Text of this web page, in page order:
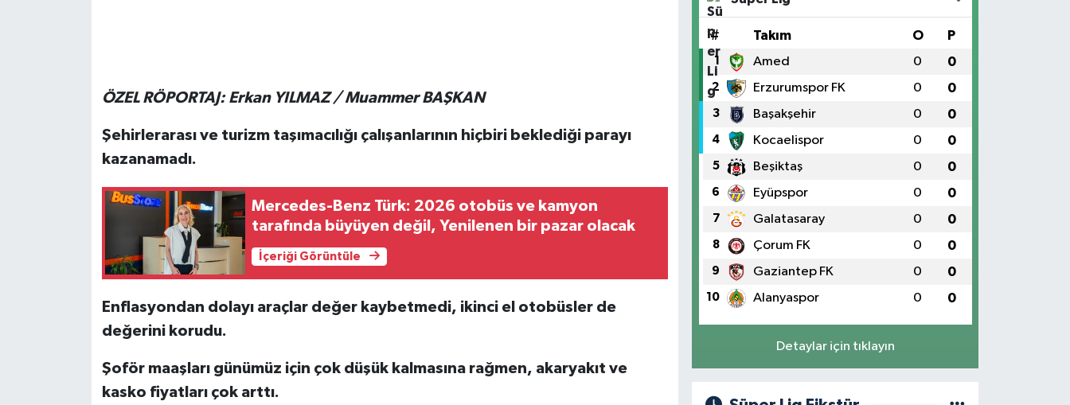
ÖZEL RÖPORTAJ: Erkan YILMAZ / Muammer BAŞKAN
Şehirlerarası ve turizm taşımacılığı çalışanlarının hiçbiri beklediği parayı
kazanamadı.
Mercedes-Benz Türk: 2026 otobüs ve kamyon
tarafında büyüyen değil, Yenilenen bir pazar olacak
İçeriği Görüntüle
Enflasyondan dolayı araçlar değer kaybetmedi, ikinci el otobüsler de
değerini korudu.
Şoför maaşları günümüz için çok düşük kalmasına rağmen, akaryakıt ve
kasko fiyatları çok arttı.
# Takım O P
1 Amed 0 0
2 Erzurumspor FK 0 0
3 Başakşehir 0 0
4 Kocaelispor 0 0
5 Beşiktaş 0 0
6 Eyüpspor 0 0
7 Galatasaray 0 0
8 Çorum FK 0 0
9 Gaziantep FK 0 0
10 Alanyaspor 0 0
Detaylar için tıklayın